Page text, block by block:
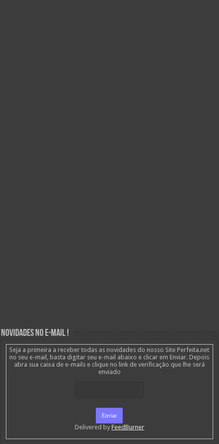
Novidades no E-mail !
Seja a primeira a receber todas as novidades do nosso Site Perfeita.net
no seu e-mail, basta digitar seu e-mail abaixo e clicar em Enviar. Depois
abra sua caixa de e-mails e clique no link de verificação que lhe será
enviado
Delivered by FeedBurner